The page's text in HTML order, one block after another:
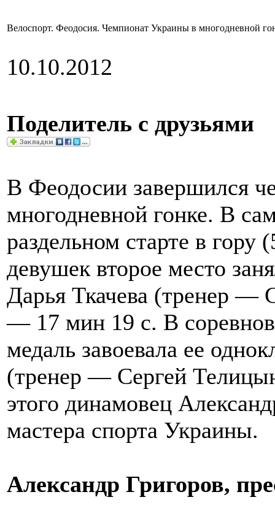
Велоспорт. Феодосия. Чемпионат Украины в многодневной
10.10.2012
Поделитель с друзьями
В Феодосии завершился
многодневной гонке. В
раздельном старте в
девушек второе место
Дарья Ткачева (тренер —
— 17 мин 19 с. В
медаль завоевала ее
(тренер — Сергей
этого динамовец
мастера спорта Украины.
Александр Григоров,